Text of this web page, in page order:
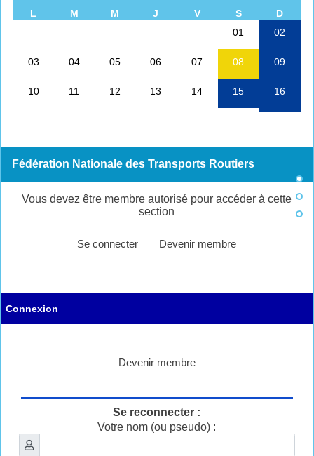
Fédération Nationale des Transports Routiers
Vous devez être membre autorisé pour accéder à cette
section
Se connecter Devenir membre
Connexion
Devenir membre
Se reconnecter :
Votre nom (ou pseudo) :